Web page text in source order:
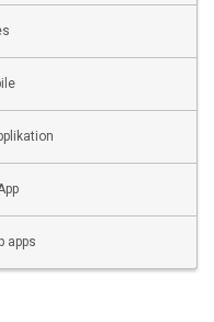
apps